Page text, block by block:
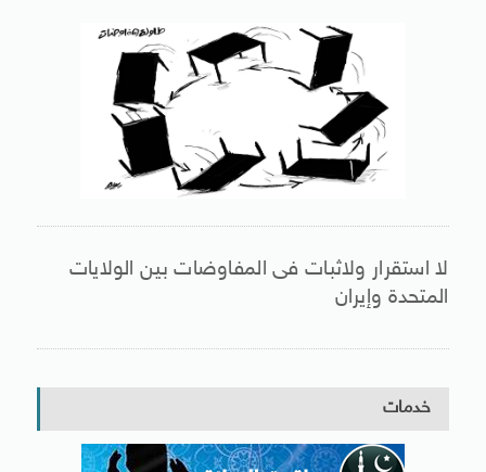
لا استقرار ولاثبات فى المفاوضات بين الولايات
المتحدة وإيران
خدمات